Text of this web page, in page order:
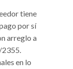
tiene
por sí
arreglo a
2355.
en lo